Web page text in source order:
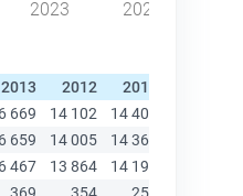
2023 2024
2013 2012 2011